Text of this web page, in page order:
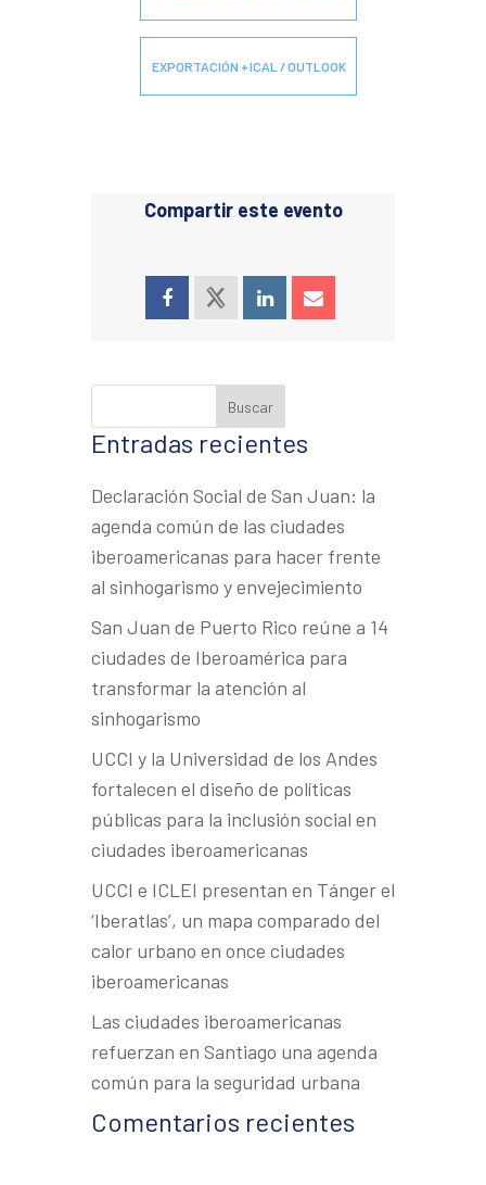
EXPORTACIÓN + ICAL / OUTLOOK
Compartir este evento
Entradas recientes
Declaración Social de San Juan: la
agenda común de las ciudades
iberoamericanas para hacer frente
al sinhogarismo y envejecimiento
San Juan de Puerto Rico reúne a 14
ciudades de Iberoamérica para
transformar la atención al
sinhogarismo
UCCI y la Universidad de los Andes
fortalecen el diseño de políticas
públicas para la inclusión social en
ciudades iberoamericanas
UCCI e ICLEI presentan en Tánger el
‘Iberatlas’, un mapa comparado del
calor urbano en once ciudades
iberoamericanas
Las ciudades iberoamericanas
refuerzan en Santiago una agenda
común para la seguridad urbana
Comentarios recientes